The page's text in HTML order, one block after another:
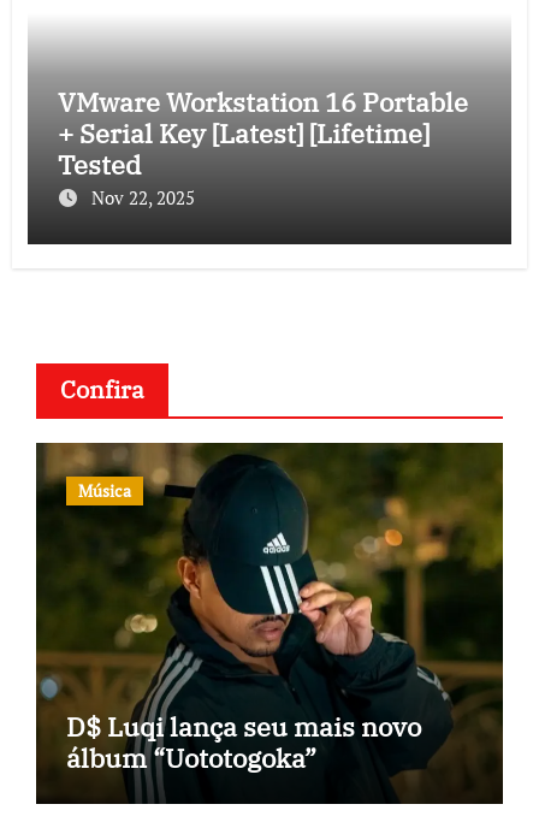
VMware Workstation 16 Portable
+ Serial Key [Latest] [Lifetime]
Tested
Nov 22, 2025
Confira
Música
D$ Luqi lança seu mais novo
álbum “Uototogoka”